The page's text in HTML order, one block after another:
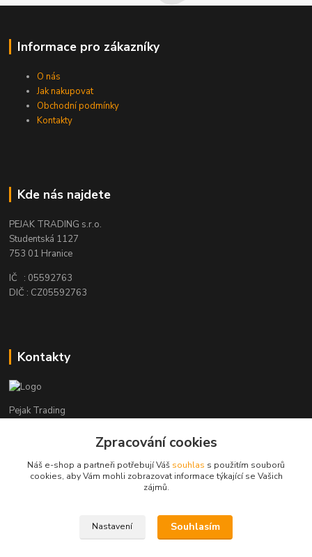
Informace pro zákazníky
O nás
Jak nakupovat
Obchodní podmínky
Kontakty
Kde nás najdete
PEJAK TRADING s.r.o.
Studentská 1127
753 01 Hranice
IČ : 05592763
DIČ : CZ05592763
Kontakty
Pejak Trading
+ 420 724 280 132
(Po-Pá, 8-16 hod.)
Zpracování cookies
Náš e-shop a partneři potřebují Váš souhlas s použitím souborů
cookies, aby Vám mohli zobrazovat informace týkající se Vašich
zájmů.
Nastavení Souhlasím